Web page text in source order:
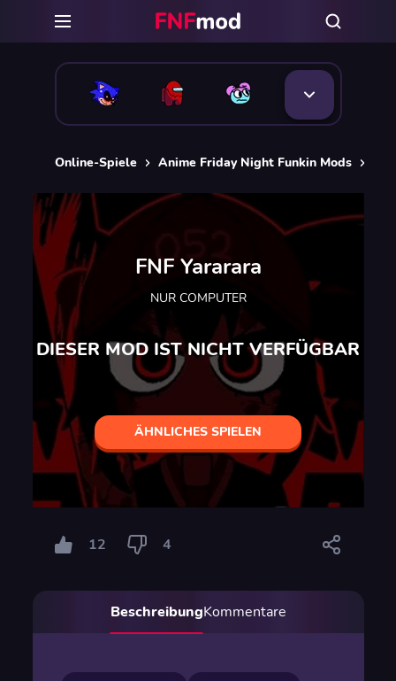
Online-Spiele Anime Friday Night Funkin Mods
FNF Yararara
NUR COMPUTER
DIESER MOD IST NICHT VERFÜGBAR
ÄHNLICHES SPIELEN
12 4
BeschreibungKommentare